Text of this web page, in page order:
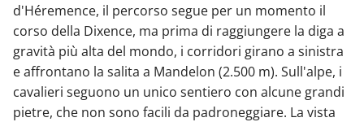
d'Héremence, il percorso segue per un momento il
corso della Dixence, ma prima di raggiungere la diga a
gravità più alta del mondo, i corridori girano a sinistra
e affrontano la salita a Mandelon (2.500 m). Sull'alpe, i
cavalieri seguono un unico sentiero con alcune grandi
pietre, che non sono facili da padroneggiare. La vista